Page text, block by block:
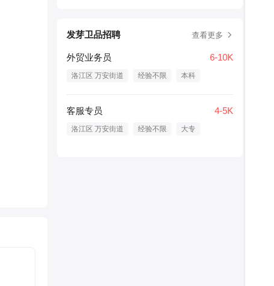
发芽卫品招聘 查看更多
外贸业务员 6-10K
洛江区 万安街道 经验不限 本科
客服专员 4-5K
洛江区 万安街道 经验不限 大专